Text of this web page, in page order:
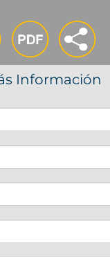
Información